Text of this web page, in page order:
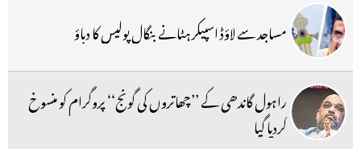
مساجد سے لاؤڈ اسپیکر ہٹانے بنگال پولیس کا دباؤ
راہول گاندھی کے ’’چھاتروں کی گونج‘‘ پروگرام کو منسوخ
کردیا گیا